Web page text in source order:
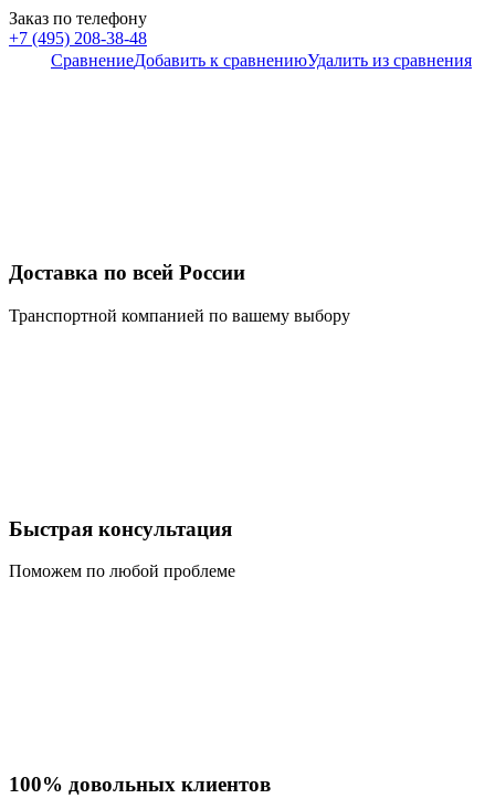
Заказ по телефону
+7 (495) 208-38-48
СравнениеДобавить к сравнениюУдалить из сравнения
Доставка по всей России
Транспортной компанией по вашему выбору
Быстрая консультация
Поможем по любой проблеме
100% довольных клиентов